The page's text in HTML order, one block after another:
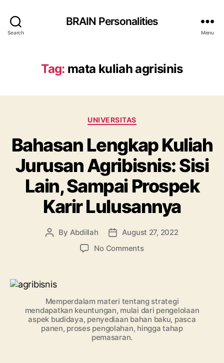
Search
BRAIN Personalities
Menu
Tag: mata kuliah agrisinis
Categories
UNIVERSITAS
Bahasan Lengkap Kuliah
Jurusan Agribisnis: Sisi
Lain, Sampai Prospek
Karir Lulusannya
Post
By Abdillah
PostAugust 27, 2022
No Commentson
Agribisnis:
Sisi
Lain,
Sampai
Memperdalam materi tentang strategi
mendapatkan keuntungan, mulai dari pengelolaan
aspek budidaya, penyediaan bahan baku, pasca
panen, proses pengolahan, hingga tahap
pemasaran.